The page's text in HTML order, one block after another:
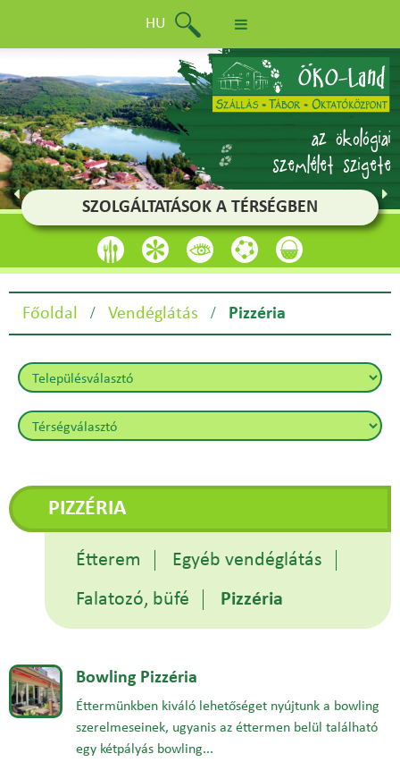
HU
az ökológiai
szemlélet szigete
SZOLGÁLTATÁSOK A TÉRSÉGBEN
Főoldal / Vendéglátás / Pizzéria
PIZZÉRIA
Étterem
Egyéb vendéglátás
Falatozó, büfé
Pizzéria
Bowling Pizzéria
Éttermünkben kiváló lehetőséget nyújtunk a bowling
szerelmeseinek, ugyanis az éttermen belül található
egy kétpályás bowling...